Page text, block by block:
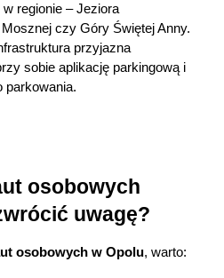
w regionie – Jeziora
czy Góry Świętej Anny.
przyjazna
sobie aplikację parkingową i
parkowania.
osobowych
uwagę?
osobowych w Opolu, warto: